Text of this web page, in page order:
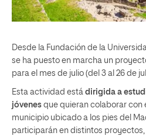
Desde la Fundación de la
se ha puesto en marcha un
para el mes de julio (del 3 al 26 de
Esta actividad está dirigida a
jóvenes que quieran colaborar con
municipio ubicado a los pies del
participarán en distintos proyectos,